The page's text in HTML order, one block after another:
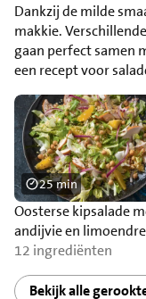
Dankzij de milde
makkie.
gaan perfect samen
een recept voor
Oosterse kipsalade
andijvie en
12 ingrediënten
25 min
Bekijk alle